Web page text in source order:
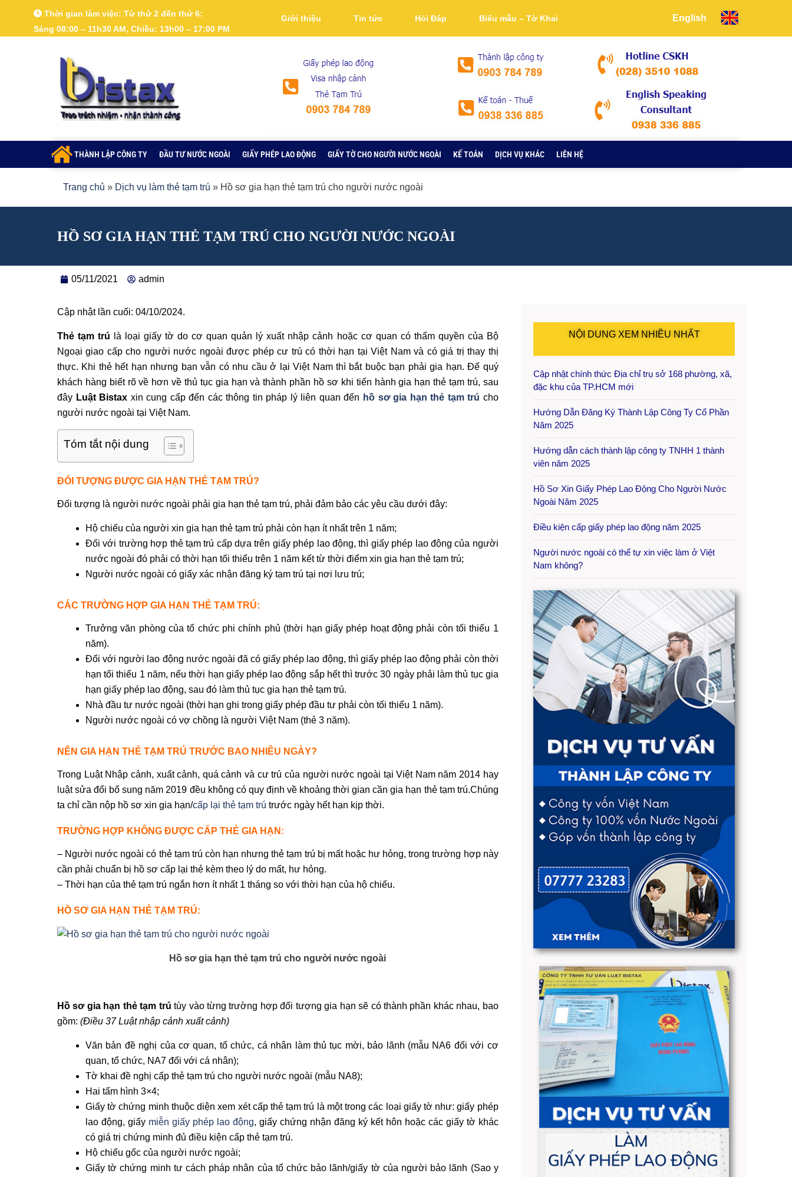
nội
Thời gian làm việc: Từ thứ 2 đến thứ 6:
Sáng 08:00 – 11h30 AM, Chiều: 13h00 – 17:00 PM
Giới thiệu Tin tức Hỏi Đáp Biểu mẫu – Tờ Khai English
. THÀNH LẬP CÔNG TY ĐẦU TƯ NƯỚC NGOÀI GIẤY PHÉP LAO ĐỘNG GIẤY TỜ CHO NGƯỜI NƯỚC NGOÀI KẾ TOÁN DỊCH VỤ KHÁC LIÊN HỆ
Trang chủ » Dịch vụ làm thẻ tạm trú » Hồ sơ gia hạn thẻ tạm trú cho người nước ngoài
HỒ SƠ GIA HẠN THẺ TẠM TRÚ CHO NGƯỜI NƯỚC NGOÀI
05/11/2021 admin
Cập nhật lần cuối: 04/10/2024.
Thẻ tạm trú là loại giấy tờ do cơ quan quản lý xuất nhập cảnh hoặc cơ quan có thẩm quyền của Bộ
Ngoại giao cấp cho người nước ngoài được phép cư trú có thời hạn tại Việt Nam và có giá trị thay thị
thực. Khi thẻ hết hạn nhưng bạn vẫn có nhu cầu ở lại Việt Nam thì bắt buộc bạn phải gia hạn. Để quý
khách hàng biết rõ về hơn về thủ tục gia hạn và thành phần hồ sơ khi tiến hành gia hạn thẻ tạm trú, sau
đây Luật Bistax xin cung cấp đến các thông tin pháp lý liên quan đến hồ sơ gia hạn thẻ tạm trú cho
người nước ngoài tại Việt Nam.
Tóm tắt nội dung
ĐỐI TƯỢNG ĐƯỢC GIA HẠN THẺ TẠM TRÚ?
Đối tượng là người nước ngoài phải gia hạn thẻ tạm trú, phải đảm bảo các yêu cầu dưới đây:
Hộ chiếu của người xin gia hạn thẻ tạm trú phải còn hạn ít nhất trên 1 năm;
Đối với trường hợp thẻ tạm trú cấp dựa trên giấy phép lao động, thì giấy phép lao động của người
nước ngoài đó phải có thời hạn tối thiểu trên 1 năm kết từ thời điểm xin gia hạn thẻ tạm trú;
Người nước ngoài có giấy xác nhận đăng ký tạm trú tại nơi lưu trú;
CÁC TRƯỜNG HỢP GIA HẠN THẺ TẠM TRÚ:
Trưởng văn phòng của tổ chức phi chính phủ (thời hạn giấy phép hoạt động phải còn tối thiểu 1
năm).
Đối với người lao động nước ngoài đã có giấy phép lao động, thì giấy phép lao động phải còn thời
hạn tối thiểu 1 năm, nếu thời hạn giấy phép lao động sắp hết thì trước 30 ngày phải làm thủ tục gia
hạn giấy phép lao động, sau đó làm thủ tục gia hạn thẻ tạm trú.
Nhà đầu tư nước ngoài (thời hạn ghi trong giấy phép đầu tư phải còn tối thiểu 1 năm).
Người nước ngoài có vợ chồng là người Việt Nam (thẻ 3 năm).
NÊN GIA HẠN THẺ TẠM TRÚ TRƯỚC BAO NHIÊU NGÀY?
Trong Luật Nhập cảnh, xuất cảnh, quá cảnh và cư trú của người nước ngoài tại Việt Nam năm 2014 hay
luật sửa đổi bổ sung năm 2019 đều không có quy định về khoảng thời gian cần gia hạn thẻ tạm trú.Chúng
ta chỉ cần nộp hồ sơ xin gia hạn/cấp lại thẻ tạm trú trước ngày hết hạn kịp thời.
TRƯỜNG HỢP KHÔNG ĐƯỢC CẤP THẺ GIA HẠN:
– Người nước ngoài có thẻ tạm trú còn hạn nhưng thẻ tạm trú bị mất hoặc hư hỏng, trong trường hợp này
cần phải chuẩn bị hồ sơ cấp lại thẻ kèm theo lý do mất, hư hỏng.
– Thời hạn của thẻ tạm trú ngắn hơn ít nhất 1 tháng so với thời hạn của hộ chiếu.
HỒ SƠ GIA HẠN THẺ TẠM TRÚ:
Hồ sơ gia hạn thẻ tạm trú cho người nước ngoài
Hồ sơ gia hạn thẻ tạm trú tùy vào từng trường hợp đối tượng gia hạn sẽ có thành phần khác nhau, bao
gồm: (Điều 37 Luật nhập cảnh xuất cảnh)
Văn bản đề nghị của cơ quan, tổ chức, cá nhân làm thủ tục mời, bảo lãnh (mẫu NA6 đối với cơ
quan, tổ chức, NA7 đối với cá nhân);
Tờ khai đề nghị cấp thẻ tạm trú cho người nước ngoài (mẫu NA8);
Hai tấm hình 3×4;
Giấy tờ chứng minh thuộc diện xem xét cấp thẻ tạm trú là một trong các loại giấy tờ như: giấy phép
lao động, giấy miễn giấy phép lao động, giấy chứng nhận đăng ký kết hôn hoặc các giấy tờ khác
có giá trị chứng minh đủ điều kiện cấp thẻ tạm trú.
Hộ chiếu gốc của người nước ngoài;
Giấy tờ chứng minh tư cách pháp nhân của tổ chức bảo lãnh/giấy tờ của người bảo lãnh (Sao y
NỘI DUNG XEM NHIỀU NHẤT
Cập nhật chính thức Địa chỉ trụ sở 168 phường, xã,
đặc khu của TP.HCM mới
Hướng Dẫn Đăng Ký Thành Lập Công Ty Cổ Phần
Năm 2025
Hướng dẫn cách thành lập công ty TNHH 1 thành
viên năm 2025
Hồ Sơ Xin Giấy Phép Lao Động Cho Người Nước
Ngoài Năm 2025
Điều kiện cấp giấy phép lao động năm 2025
Người nước ngoài có thể tự xin việc làm ở Việt
Nam không?